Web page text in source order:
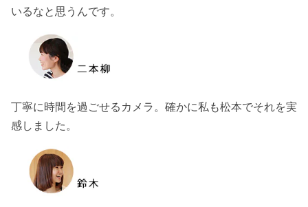
いるなと思うんです。
丁寧に時間を過ごせるカメラ。確かに私も松本でそれを実
感しました。